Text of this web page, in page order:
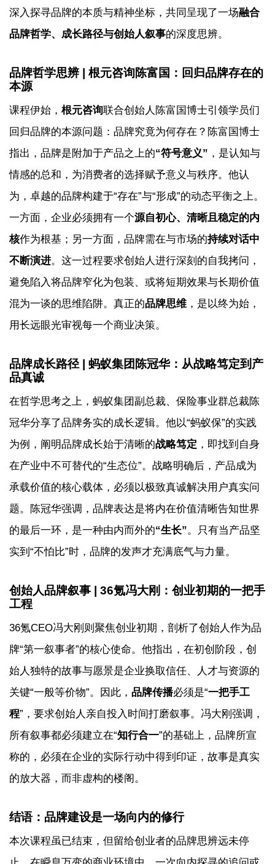
深入探寻品牌的本质与精神坐标，共同呈现了一场融合
品牌哲学、成长路径与创始人叙事的深度思辨。
品牌哲学思辨 | 根元咨询陈富国：回归品牌存在的
本源
课程伊始， 根元咨询联合创始人陈富国博士引领学员们
回归品牌的本源问题：品牌究竟为何存在？陈富国博士
指出，品牌是附加于产品之上的“符号意义” ，是认知与
情感的总和，为消费者的选择赋予意义与秩序。他认
为，卓越的品牌构建于“存在”与“形成”的动态平衡之上。
一方面，企业必须拥有一个源自初心、清晰且稳定的内
核作为根基；另一方面，品牌需在与市场的持续对话中
不断演进。这一过程要求创始人进行深刻的自我拷问，
避免陷入将品牌窄化为包装、或将短期效果与长期价值
混为一谈的思维陷阱。真正的品牌思维，是以终为始，
用长远眼光审视每一个商业决策。
品牌成长路径 | 蚂蚁集团陈冠华：从战略笃定到产
品真诚
在哲学思考之上，蚂蚁集团副总裁、保险事业群总裁陈
冠华分享了品牌务实的成长逻辑。他以“蚂蚁保”的实践
为例，阐明品牌成长始于清晰的战略笃定 ，即找到自身
在产业中不可替代的“生态位”。战略明确后，产品成为
承载价值的核心载体，必须以极致真诚解决用户真实问
题。陈冠华强调，品牌表达是将内在价值清晰告知世界
的最后一环，是一种由内而外的“生长”。只有当产品坚
实到“不怕比”时，品牌的发声才充满底气与力量。
创始人品牌叙事 | 36氪冯大刚：创业初期的一把手
工程
36氪CEO冯大刚则聚焦创业初期，剖析了创始人作为品
牌“第一叙事者”的核心使命。他指出，在初创阶段，创
始人独特的故事与愿景是企业换取信任、人才与资源的
关键“一般等价物”。因此， 品牌传播必须是“一把手工
程”，要求创始人亲自投入时间打磨叙事。冯大刚强调，
所有叙事都必须建立在“知行合一”的基础上，品牌所宣
称的，必须在企业的实际行动中得到印证，故事是真实
的放大器，而非虚构的楼阁。
结语：品牌建设是一场向内的修行
本次课程虽已结束，但留给创业者的品牌思辨远未停